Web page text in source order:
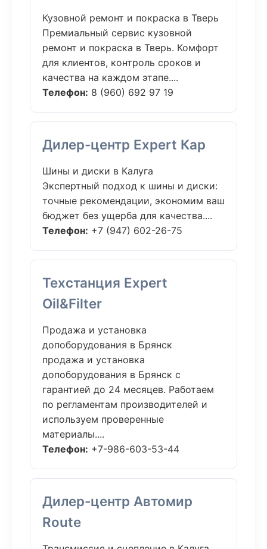
Кузовной ремонт и покраска в Тверь
Премиальный сервис кузовной
ремонт и покраска в Тверь. Комфорт
для клиентов, контроль сроков и
качества на каждом этапе....
Телефон: 8 (960) 692 97 19
Дилер-центр Expert Кар
Шины и диски в Калуга
Экспертный подход к шины и диски:
точные рекомендации, экономим ваш
бюджет без ущерба для качества....
Телефон: +7 (947) 602-26-75
Техстанция Expert
Oil&Filter
Продажа и установка
допоборудования в Брянск
продажа и установка
допоборудования в Брянск с
гарантией до 24 месяцев. Работаем
по регламентам производителей и
используем проверенные
материалы....
Телефон: +7-986-603-53-44
Дилер-центр Автомир
Route